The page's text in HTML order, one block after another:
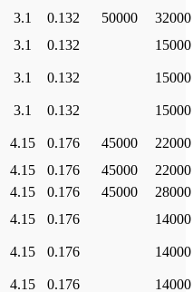
3.1 0.132 50000
32000
3.1 0.132
15000
3.1 0.132
15000
3.1 0.132
15000
4.15 0.176 45000
22000
4.15 0.176 45000
22000
4.15 0.176 45000
28000
4.15 0.176
14000
4.15 0.176
14000
4.15 0.176
14000